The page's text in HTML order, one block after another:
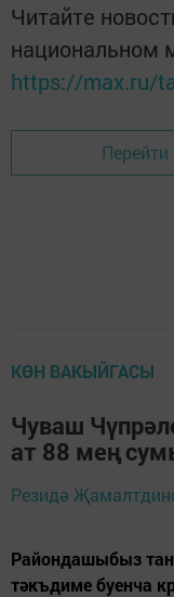
Читайте
национальном
https://max.ru/
Перейти
КӨН ВАКЫЙГАСЫ
Чуваш
ат 88 мең
Резидә
Райондашыбыз
тәкъдиме буенча